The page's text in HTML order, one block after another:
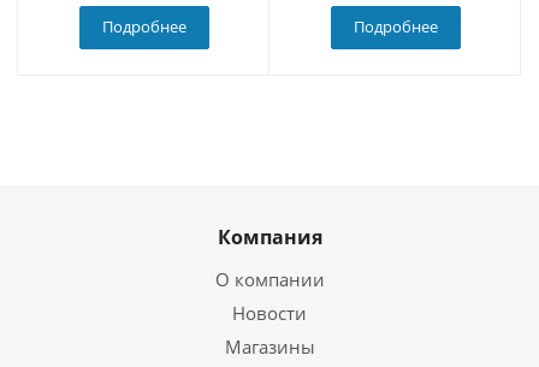
Подробнее Подробнее
Компания
О компании
Новости
Магазины